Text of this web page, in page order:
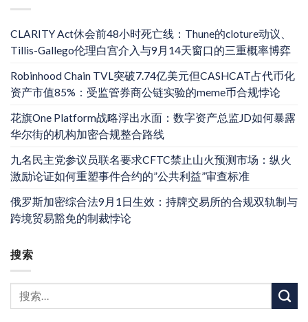
CLARITY Act休会前48小时死亡线：Thune的cloture动议、
Tillis-Gallego伦理白宫介入与9月14天窗口的三重概率博弈
Robinhood Chain TVL突破7.74亿美元但CASHCAT占代币化
资产市值85%：受监管券商公链实验的meme币合规悖论
花旗One Platform战略浮出水面：数字资产总监JD如何暴露
华尔街的机构加密合规整合路线
九名民主党参议员联名要求CFTC禁止山火预测市场：纵火
激励论证如何重塑事件合约的”公共利益”审查标准
俄罗斯加密综合法9月1日生效：持牌交易所的合规双轨制与
跨境贸易豁免的制裁悖论
搜索